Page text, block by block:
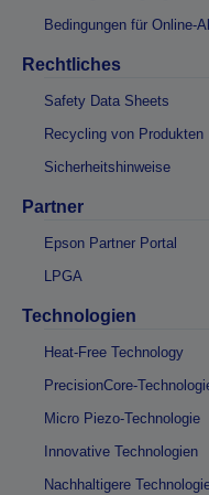
Bedingungen für Online-
Rechtliches
Safety Data Sheets
Recycling von Produkten
Sicherheitshinweise
Partner
Epson Partner Portal
LPGA
Technologien
Heat-Free Technology
PrecisionCore-
Micro Piezo-Technologie
Innovative Technologien
Nachhaltigere